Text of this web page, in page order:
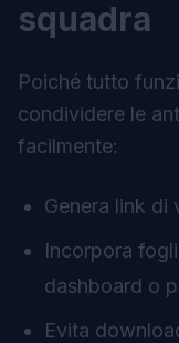
squadra
Poiché tutto
condividere le
facilmente:
Genera link di
Incorpora
dashboard o
Evita